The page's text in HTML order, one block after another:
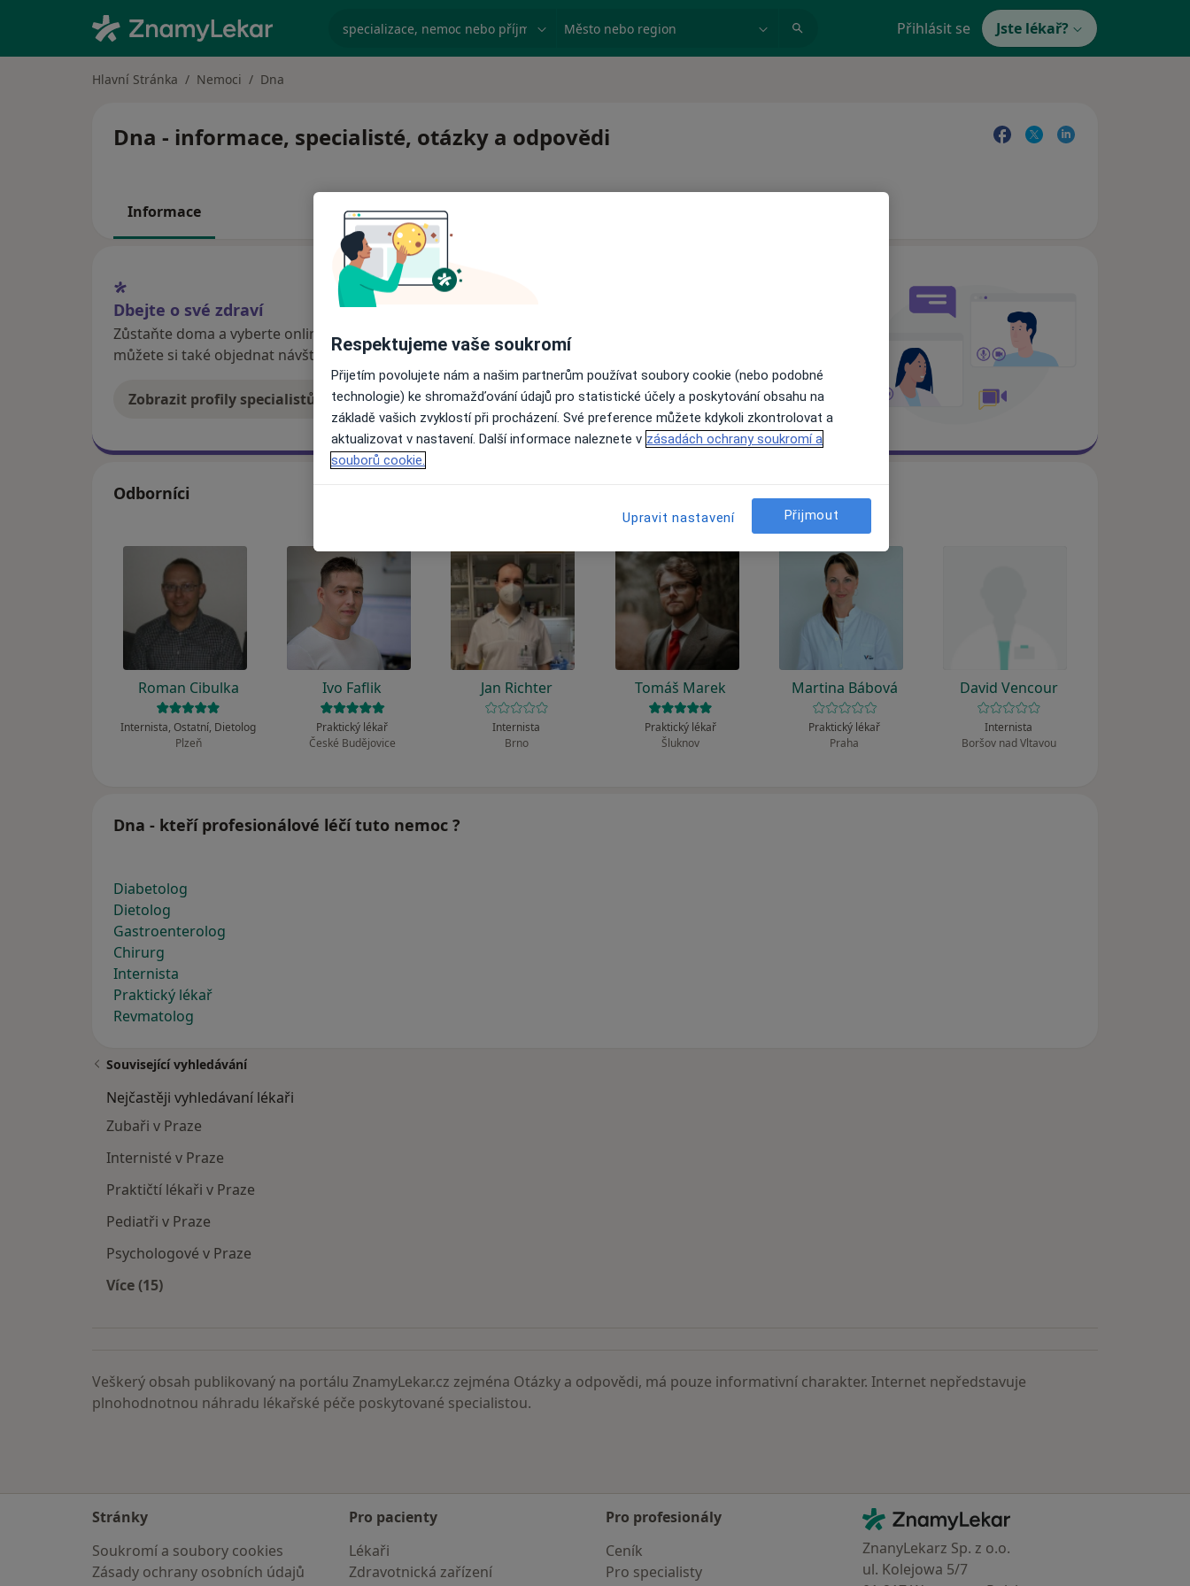
specializace, nemoc nebo příjmení Město nebo region Přihlásit se Jste lékař?
Hlavní Stránka Nemoci Dna
Dna - informace, specialisté, otázky a odpovědi
Informace
Dbejte o své zdraví
Zůstaňte doma a vyberte online konzultaci pro zahájení nebo pokračování léčby. Pokud to potřebujete,
můžete si také objednat návštěvu v ordinaci.
Zobrazit profily specialistů Jak to funguje?
Odborníci
Roman Cibulka
Internista, Ostatní, Dietolog
Plzeň
Ivo Faflik
Praktický lékař
České Budějovice
Jan Richter
Internista
Brno
Tomáš Marek
Praktický lékař
Šluknov
Martina Bábová
Praktický lékař
Praha
David Vencour
Internista
Boršov nad Vltavou
Dna - kteří profesionálové léčí tuto nemoc ?
Diabetolog
Dietolog
Gastroenterolog
Chirurg
Internista
Praktický lékař
Revmatolog
Související vyhledávání
Nejčastěji vyhledávaní lékaři
Zubaři v Praze
Internisté v Praze
Praktičtí lékaři v Praze
Pediatři v Praze
Psychologové v Praze
Více (15)
Veškerý obsah publikovaný na portálu ZnamyLekar.cz zejména Otázky a odpovědi, má pouze informativní charakter. Internet nepředstavuje
plnohodnotnou náhradu lékařské péče poskytované specialistou.
Stránky
Soukromí a soubory cookies
Zásady ochrany osobních údajů
Pro pacienty
Lékaři
Zdravotnická zařízení
Pro profesionály
Ceník
Pro specialisty
Kontakt
ZnamyLekar - Hlavní stránka
ZnanyLekarz Sp. z o.o.
ul. Kolejowa 5/7
Respektujeme vaše soukromí
Přijetím povolujete nám a našim partnerům používat soubory cookie (nebo podobné
technologie) ke shromažďování údajů pro statistické účely a poskytování obsahu na
základě vašich zvyklostí při procházení. Své preference můžete kdykoli zkontrolovat a
aktualizovat v nastavení. Další informace naleznete v zásadách ochrany soukromí a
souborů cookie.
Upravit nastavení Přijmout